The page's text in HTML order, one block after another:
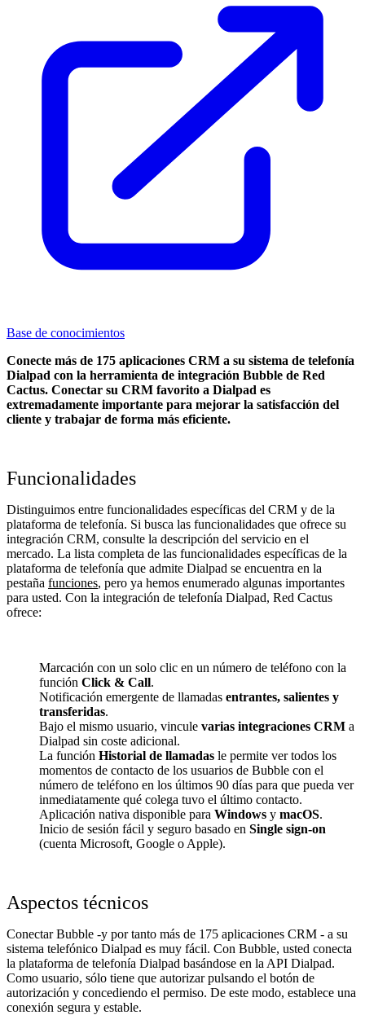
Base de conocimientos
Conecte más de 175 aplicaciones CRM a su sistema de telefonía
Dialpad con la herramienta de integración Bubble de Red
Cactus. Conectar su CRM favorito a Dialpad es
extremadamente importante para mejorar la satisfacción del
cliente y trabajar de forma más eficiente.
Funcionalidades
Distinguimos entre funcionalidades específicas del CRM y de la
plataforma de telefonía. Si busca las funcionalidades que ofrece su
integración CRM, consulte la descripción del servicio en el
mercado. La lista completa de las funcionalidades específicas de la
plataforma de telefonía que admite Dialpad se encuentra en la
pestaña funciones, pero ya hemos enumerado algunas importantes
para usted. Con la integración de telefonía Dialpad, Red Cactus
ofrece:
Marcación con un solo clic en un número de teléfono con la
función Click & Call.
Notificación emergente de llamadas entrantes, salientes y
transferidas.
Bajo el mismo usuario, vincule varias integraciones CRM a
Dialpad sin coste adicional.
La función Historial de llamadas le permite ver todos los
momentos de contacto de los usuarios de Bubble con el
número de teléfono en los últimos 90 días para que pueda ver
inmediatamente qué colega tuvo el último contacto.
Aplicación nativa disponible para Windows y macOS.
Inicio de sesión fácil y seguro basado en Single sign-on
(cuenta Microsoft, Google o Apple).
Aspectos técnicos
Conectar Bubble -y por tanto más de 175 aplicaciones CRM - a su
sistema telefónico Dialpad es muy fácil. Con Bubble, usted conecta
la plataforma de telefonía Dialpad basándose en la API Dialpad.
Como usuario, sólo tiene que autorizar pulsando el botón de
autorización y concediendo el permiso. De este modo, establece una
conexión segura y estable.